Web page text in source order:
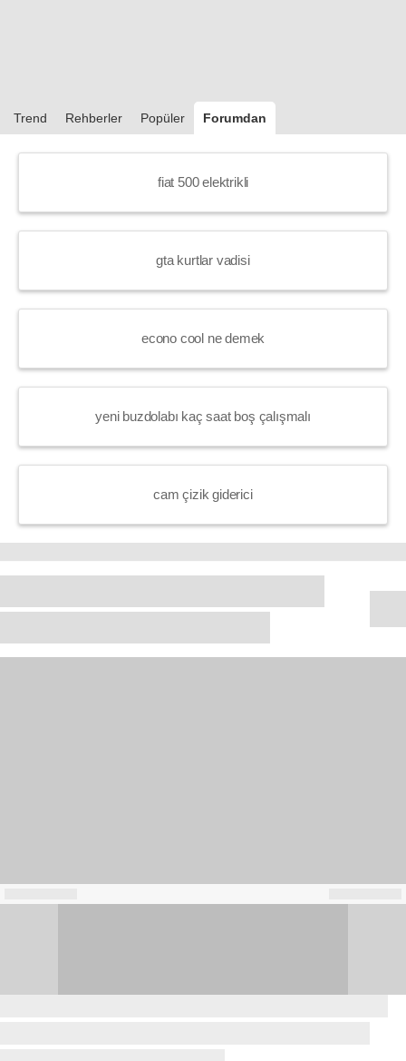
Trend Rehberler Popüler Forumdan
fiat 500 elektrikli
gta kurtlar vadisi
econo cool ne demek
yeni buzdolabı kaç saat boş çalışmalı
cam çizik giderici